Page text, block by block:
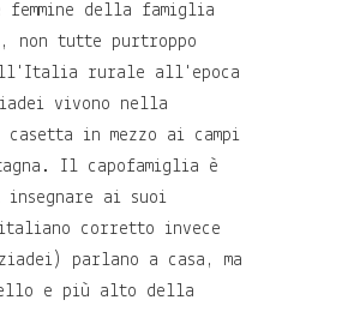
della famiglia
non tutte purtroppo
rurale all'epoca
vivono nella
in mezzo ai campi
Il capofamiglia è
insegnare ai suoi
corretto invece
parlano a casa, ma
e più alto della